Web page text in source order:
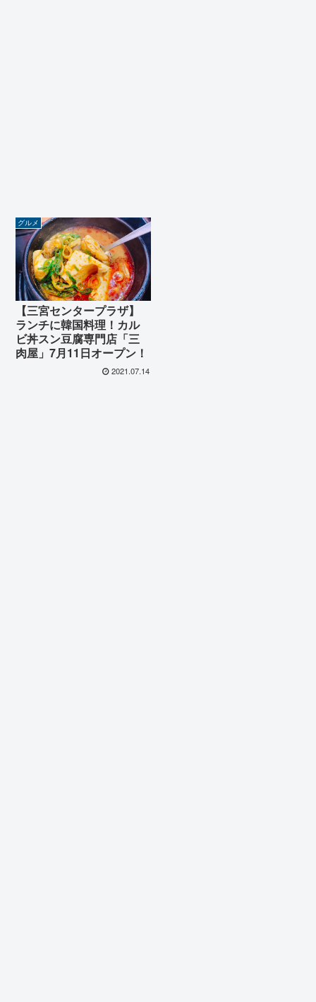
グルメ
【三宮センタープラザ】
ランチに韓国料理！カル
ビ丼スン豆腐専門店「三
肉屋」7月11日オープン！
2021.07.14